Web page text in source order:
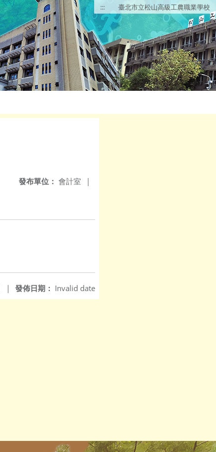
::: 臺北市立松山高級工農職業學校
發布單位： 會計室 |
發佈日期： Invalid date
|